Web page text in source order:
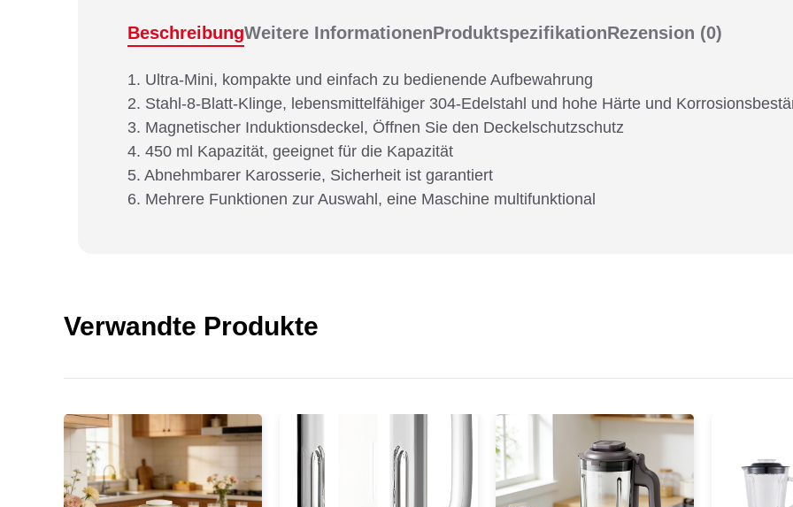
BeschreibungWeitere InformationenProduktspezifikationRezension (0)
1. Ultra-Mini, kompakte und einfach zu bedienende Aufbewahrung
2. Stahl-8-Blatt-Klinge, lebensmittelfähiger 304-Edelstahl und hohe Härte und
3. Magnetischer Induktionsdeckel, Öffnen Sie den Deckelschutzschutz
4. 450 ml Kapazität, geeignet für die Kapazität
5. Abnehmbarer Karosserie, Sicherheit ist garantiert
6. Mehrere Funktionen zur Auswahl, eine Maschine multifunktional
Verwandte Produkte